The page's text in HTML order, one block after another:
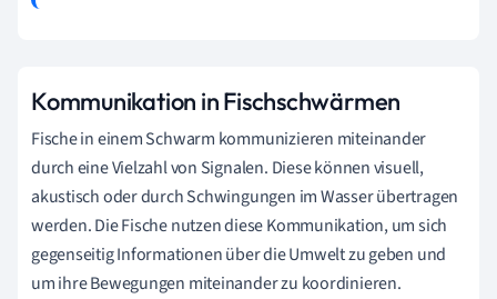
Kommunikation in Fischschwärmen
Fische in einem Schwarm kommunizieren miteinander
durch eine Vielzahl von Signalen. Diese können visuell,
akustisch oder durch Schwingungen im Wasser übertragen
werden. Die Fische nutzen diese Kommunikation, um sich
gegenseitig Informationen über die Umwelt zu geben und
um ihre Bewegungen miteinander zu koordinieren.